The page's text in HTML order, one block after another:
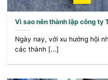
Vì sao nên thành lập công ty
Ngày nay, với xu hướng hội
các thành [...]